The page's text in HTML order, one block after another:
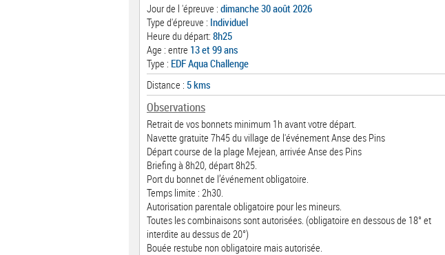
Jour de l 'épreuve : dimanche 30 août 2026
Type d'épreuve : Individuel
Heure du départ: 8h25
Age : entre 13 et 99 ans
Type : EDF Aqua Challenge
Distance : 5 kms
Observations
Retrait de vos bonnets minimum 1h avant votre départ.
Navette gratuite 7h45 du village de l'événement Anse des Pins
Départ course de la plage Mejean, arrivée Anse des Pins
Briefing à 8h20, départ 8h25.
Port du bonnet de l’événement obligatoire.
Temps limite : 2h30.
Autorisation parentale obligatoire pour les mineurs.
Toutes les combinaisons sont autorisées. (obligatoire en dessous de 18° et
interdite au dessus de 20°)
Bouée restube non obligatoire mais autorisée.